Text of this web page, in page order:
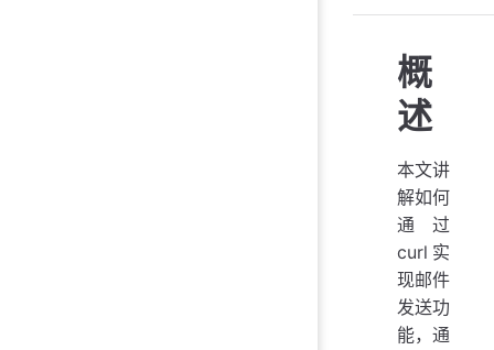
概
述
本文讲
解如何
通过
curl实
现邮件
发送功
能，通